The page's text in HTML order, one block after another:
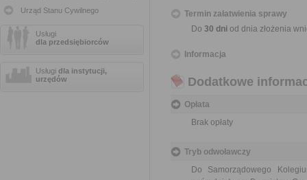
Urząd Stanu Cywilnego
Usługi
dla przedsiębiorców
Usługi dla instytucji,
urzędów
Termin załatwienia sprawy
Do 30 dni od dnia złożenia
Informacja
Dodatkowe
Opłata
Brak opłaty
Tryb odwoławczy
Do Samorządowego